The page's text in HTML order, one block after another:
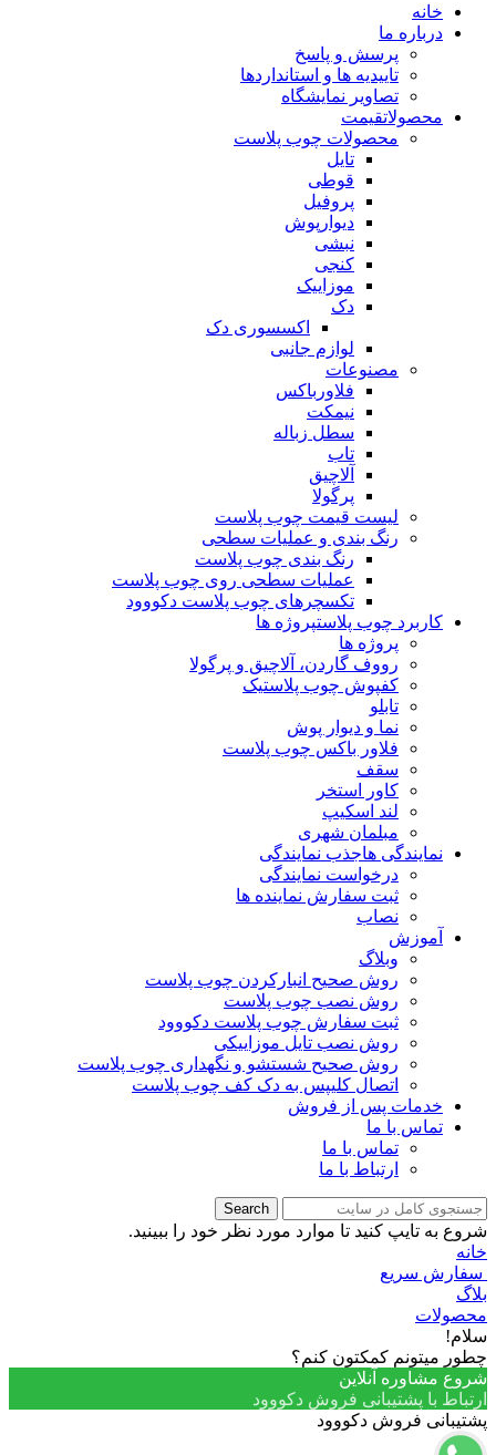
خانه
درباره ما
پرسش و پاسخ
تاییدیه ها و استانداردها
تصاویر نمایشگاه
محصولاتقیمت
محصولات چوب پلاست
تایل
قوطی
پروفیل
دیوارپوش
نبشی
کنجی
موزاییک
دک
اکسسوری دک
لوازم جانبی
مصنوعات
فلاورباکس
نیمکت
سطل زباله
تاب
آلاچیق
پرگولا
لیست قیمت چوب پلاست
رنگ بندی و عملیات سطحی
رنگ بندی چوب پلاست
عملیات سطحی روی چوب پلاست
تکسچرهای چوب پلاست دکووود
کاربرد چوب پلاستپروژه ها
پروژه ها
رووف گاردن، آلاچیق و پرگولا
کفپوش چوب پلاستیک
تابلو
نما و دیوار پوش
فلاور باکس چوب پلاست
سقف
کاور استخر
لند اسکیپ
مبلمان شهری
نمایندگی هاجذب نمایندگی
درخواست نمایندگی
ثبت سفارش نماینده ها
نصاب
آموزش
وبلاگ
روش صحیح انبارکردن چوب پلاست
روش نصب چوب پلاست
ثبت سفارش چوب پلاست دکووود
روش نصب تایل موزاییکی
روش صحیح شستشو و نگهداری چوب پلاست
اتصال کلیپس به دک کف چوب پلاست
خدمات پس از فروش
تماس با ما
تماس با ما
ارتباط با ما
Search
شروع به تایپ کنید تا موارد مورد نظر خود را ببینید.
خانه
سفارش سریع
بلاگ
محصولات
سلام!
چطور میتونم کمکتون کنم؟
شروع مشاوره آنلاین
ارتباط با پشتیبانی فروش دکووود
پشتیبانی فروش دکووود